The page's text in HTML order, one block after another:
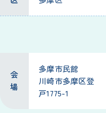
会
場
多摩市民館
川崎市多摩区登
戸1775-1